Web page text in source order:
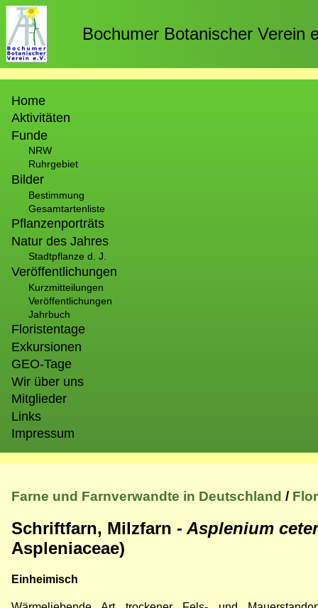
Direkt
zum
Inhalt
Bochumer Botanischer Verein
Home
Aktivitäten
Funde
NRW
Ruhrgebiet
Bilder
Bestimmung
Gesamtartenliste
Pflanzenporträts
Natur des Jahres
Stadtpflanze d. J.
Veröffentlichungen
Kurzmitteilungen
Veröffentlichungen
Jahrbuch
Floristentage
Exkursionen
GEO-Tage
Wir über uns
Mitglieder
Links
Impressum
Farne und Farnverwandte in Deutschland /
Schriftfarn, Milzfarn - Asplenium
Aspleniaceae)
Einheimisch